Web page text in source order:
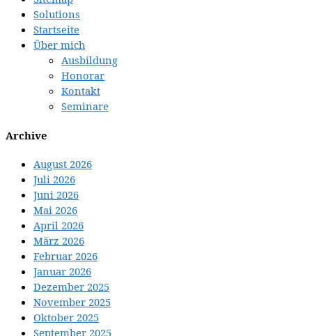
Solutions
Startseite
Über mich
Ausbildung
Honorar
Kontakt
Seminare
Archive
August 2026
Juli 2026
Juni 2026
Mai 2026
April 2026
März 2026
Februar 2026
Januar 2026
Dezember 2025
November 2025
Oktober 2025
September 2025